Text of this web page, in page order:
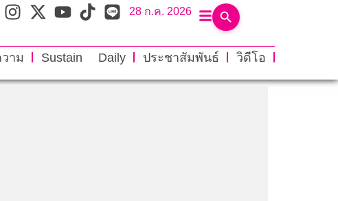
28 ก.ค. 2026
าม Sustain Daily ประชาสัมพันธ์
วิดีโอ